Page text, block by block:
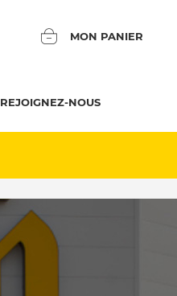
MON PANIER
REJOIGNEZ-NOUS